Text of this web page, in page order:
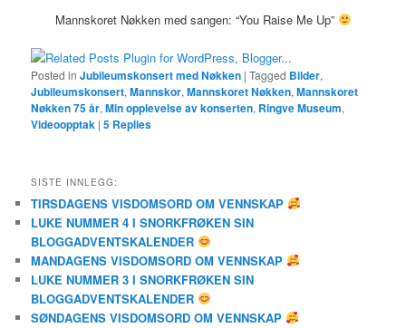
Mannskoret Nøkken med sangen: “You Raise Me Up”
Posted in Jubileumskonsert med Nøkken |Tagged Bilder,
Jubileumskonsert,Mannskor,Mannskoret Nøkken,Mannskoret
Nøkken 75 år,Min opplevelse av konserten, Ringve Museum,
Videoopptak |5 Replies
SISTE INNLEGG:
TIRSDAGENS VISDOMSORD OM VENNSKAP
LUKE NUMMER 4 I SNORKFRØKEN SIN
BLOGGADVENTSKALENDER
MANDAGENS VISDOMSORD OM VENNSKAP
LUKE NUMMER 3 I SNORKFRØKEN SIN
BLOGGADVENTSKALENDER
SØNDAGENS VISDOMSORD OM VENNSKAP